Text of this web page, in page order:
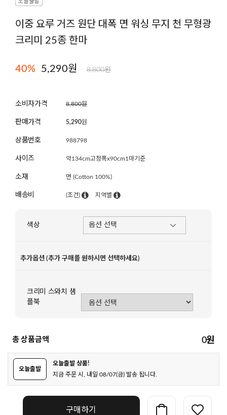
이중 요루 거즈 원단 대폭 면 워싱 무지 천 무형광
크리미 25종 한마
40% 5,290원 8,800원
소비자가격 8,800원
판매가격 5,290원
상품번호 988798
사이즈 약134cm고정폭x90cm1마기준
소재 면 (Cotton 100%)
배송비 (조건) 지역별
색상
추가옵션 (추가 구매를 원하시면 선택하세요)
크리미 스와치 샘
플북
총 상품금액 0원
오늘출발
오늘출발 상품!
지금 주문 시, 내일 08/07(금) 발송 됩니다.
구매하기